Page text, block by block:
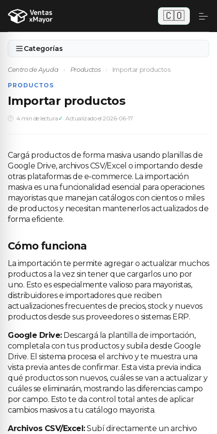
🇨🇴
Categorías
Centro de Ayuda › Productos › Importar productos
PRODUCTOS
Importar productos
4 min de lectura Actualizado el 2026-06-17
Cargá productos de forma masiva usando planillas de
Google Drive, archivos CSV/Excel o importando desde
otras plataformas de e-commerce. La importación
masiva es una funcionalidad esencial para operaciones
mayoristas que manejan catálogos con cientos o miles
de productos y necesitan mantenerlos actualizados de
forma eficiente.
Cómo funciona
La importación te permite agregar o actualizar muchos
productos a la vez sin tener que cargarlos uno por
uno. Esto es especialmente valioso para mayoristas,
distribuidores e importadores que reciben
actualizaciones frecuentes de precios, stock y nuevos
productos desde sus proveedores o sistemas ERP.
Google Drive:Descargá la plantilla de importación,
completala con tus productos y subila desde Google
Drive. El sistema procesa el archivo y te muestra una
vista previa antes de confirmar. Esta vista previa indica
qué productos son nuevos, cuáles se van a actualizar y
cuáles se eliminarán, mostrando las diferencias campo
por campo. Esto te da control total antes de aplicar
cambios masivos a tu catálogo mayorista.
Archivos CSV/Excel:Subí directamente un archivo